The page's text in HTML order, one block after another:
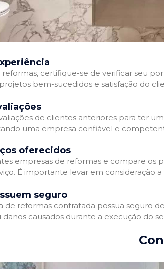
certifique-se de verificar seu
bem-sucedidos e satisfação do
de clientes anteriores para ter
uma empresa confiável e
oferecidos
empresas de reformas e compare os
É importante levar em consideração
seguro
reformas contratada possua seguro
causados durante a execução do